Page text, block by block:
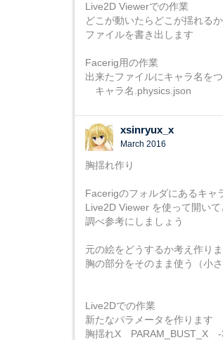
Live2D Viewerでの作業
どこが動いたらどこが揺れる
ファイルを書き出します
Facerig用の作業
出来たファイルにキャラ名を
キャラ名.physics.json
xsinryux_x
March 2016
胸揺れ作り
Facerigのフォルダにあるキャ
Live2D Viewer を使って開い
調べ参考にしましょう
元の絵をどうするか考え作り
胸の部分をそのまま使う（小
Live2Dでの作業
新たなパラメータを作ります
胸揺れX